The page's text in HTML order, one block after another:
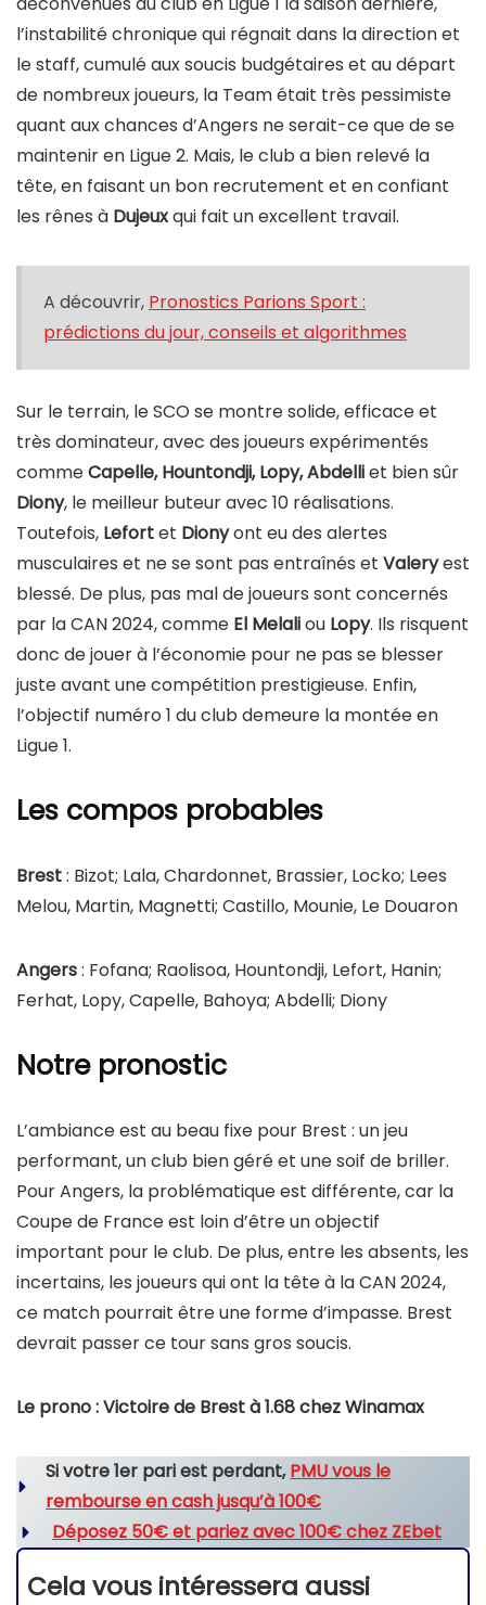
l’instabilité chronique qui régnait dans la direction et
le staff, cumulé aux soucis budgétaires et au départ
de nombreux joueurs, la Team était très pessimiste
quant aux chances d’Angers ne serait-ce que de se
maintenir en Ligue 2. Mais, le club a bien relevé la
tête, en faisant un bon recrutement et en confiant
les rênes à Dujeuxqui fait un excellent travail.
A découvrir, Pronostics Parions Sport :
prédictions du jour, conseils et algorithmes
Sur le terrain, le SCO se montre solide, efficace et
très dominateur, avec des joueurs expérimentés
commeCapelle, Hountondji, Lopy, Abdelliet bien sûr
Diony, le meilleur buteur avec 10 réalisations.
Toutefois, Lefortet Dionyont eu des alertes
musculaires et ne se sont pas entraînés et Valeryest
blessé. De plus, pas mal de joueurs sont concernés
par la CAN 2024, comme El Melaliou Lopy. Ils risquent
donc de jouer à l’économie pour ne pas se blesser
juste avant une compétition prestigieuse. Enfin,
l’objectif numéro 1 du club demeure la montée en
Ligue 1.
Les compos probables
Brest: Bizot; Lala, Chardonnet, Brassier, Locko; Lees
Melou, Martin, Magnetti; Castillo, Mounie, Le Douaron
Angers: Fofana; Raolisoa, Hountondji, Lefort, Hanin;
Ferhat, Lopy, Capelle, Bahoya; Abdelli; Diony
Notre pronostic
L’ambiance est au beau fixe pour Brest : un jeu
performant, un club bien géré et une soif de briller.
Pour Angers, la problématique est différente, car la
Coupe de France est loin d’être un objectif
important pour le club. De plus, entre les absents, les
incertains, les joueurs qui ont la tête à la CAN 2024,
ce match pourrait être une forme d’impasse. Brest
devrait passer ce tour sans gros soucis.
Le prono : Victoire de Brest à 1.68 chez Winamax
Si votre 1er pari est perdant,PMU vous le
rembourse en cash jusqu’à 100€
Déposez 50€ et pariez avec 100€ chez ZEbet
Cela vous intéressera aussi